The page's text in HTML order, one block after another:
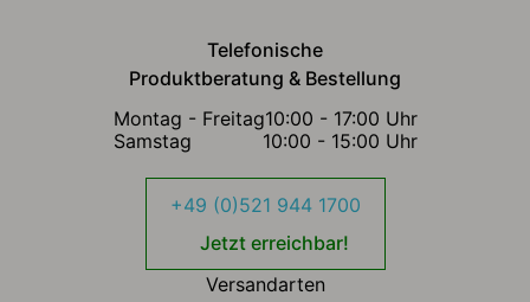
Telefonische
Produktberatung & Bestellung
Montag - Freitag10:00 - 17:00 Uhr
Samstag
10:00 - 15:00 Uhr
+49 (0)521 944 1700
Jetzt erreichbar!
Versandarten